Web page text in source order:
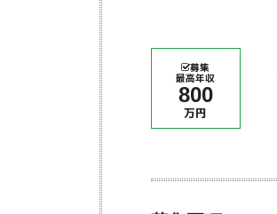
募集
最高年収
800
万円